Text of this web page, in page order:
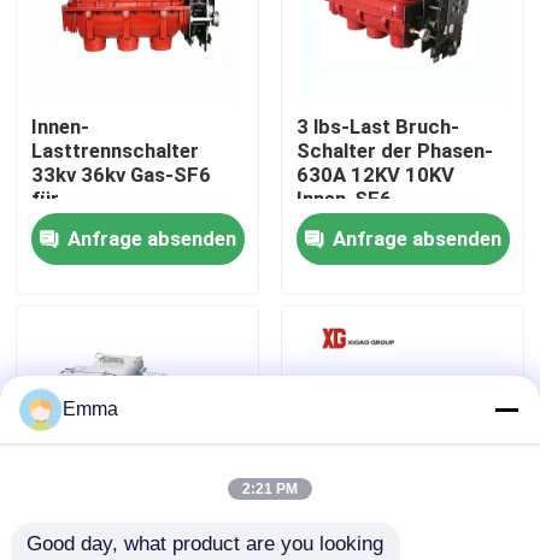
Über uns
Qualitätskontrolle
Treten Sie mit uns in Verbindung
Luft-Lasttrennschalter
Netzverteilungs-Schaltanlage
Innen-
Lasttrennschalter
33kv 36kv Gas-SF6
für
Sekundärverteilung
Anfrage absenden
3 lbs-Last Bruch-
Schalter der Phasen-
630A 12KV 10KV
Innen-SF6
Anfrage absenden
FLW34 Pole brachte
Emma
2:21 PM
Good day, what product are you looking